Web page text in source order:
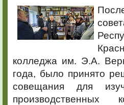
колледжа им. Э.А.
года, было принято
совещания для